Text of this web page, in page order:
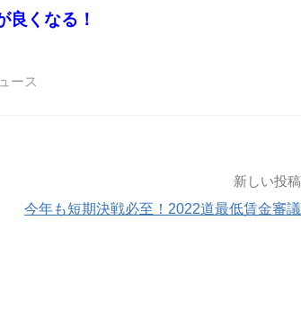
良くなる！
ース
新しい投稿
今年も短期決戦必至！2022道最低賃金審議